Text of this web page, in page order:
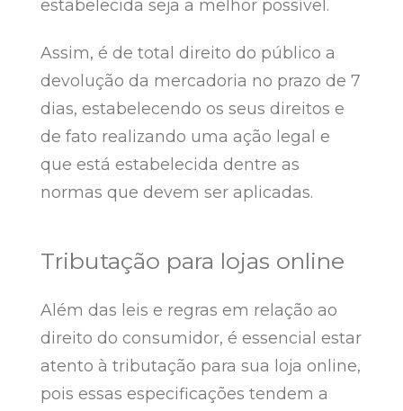
estabelecida seja a melhor possível.
Assim, é de total direito do público a
devolução da mercadoria no prazo de 7
dias, estabelecendo os seus direitos e
de fato realizando uma ação legal e
que está estabelecida dentre as
normas que devem ser aplicadas.
Tributação para lojas online
Além das leis e regras em relação ao
direito do consumidor, é essencial estar
atento à tributação para sua loja online,
pois essas especificações tendem a